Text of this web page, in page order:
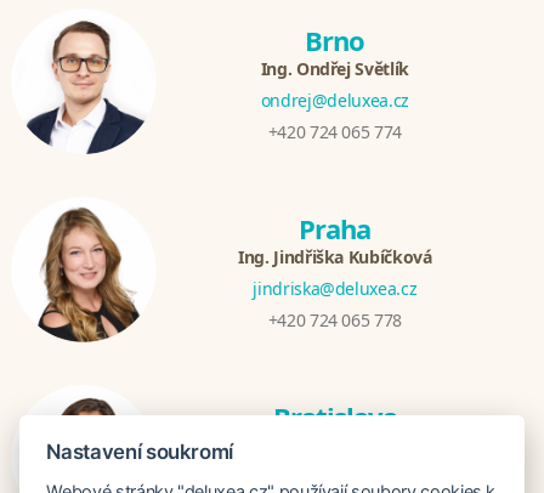
Brno
Ing. Ondřej Světlík
ondrej@deluxea.cz
+420 724 065 774
Praha
Ing. Jindřiška Kubíčková
jindriska@deluxea.cz
+420 724 065 778
Bratislava
Nastavení soukromí